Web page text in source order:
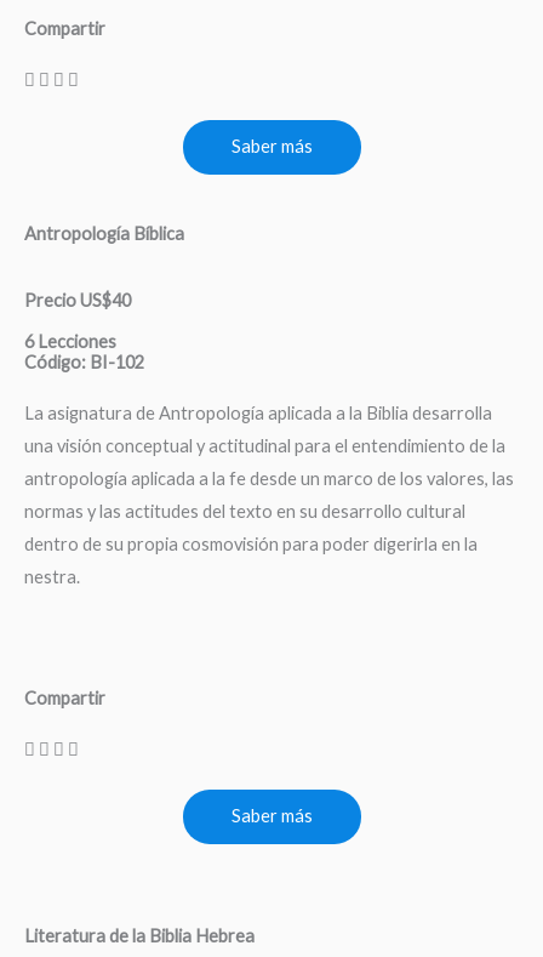
Compartir
Saber más
Antropología Bíblica
Precio US$40
6 Lecciones
Código: BI-102
La asignatura de Antropología aplicada a la Biblia desarrolla
una visión conceptual y actitudinal para el entendimiento de la
antropología aplicada a la fe desde un marco de los valores, las
normas y las actitudes del texto en su desarrollo cultural
dentro de su propia cosmovisión para poder digerirla en la
nestra.
Compartir
Saber más
Literatura de la Biblia Hebrea